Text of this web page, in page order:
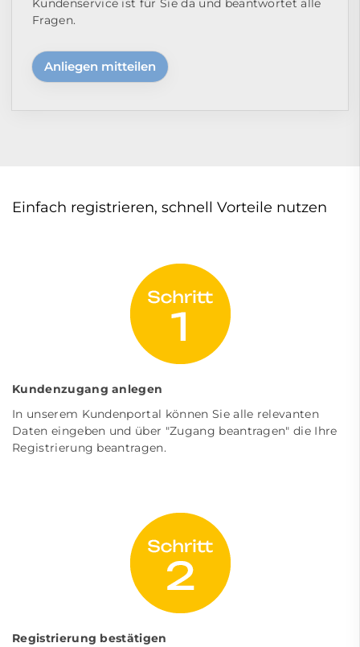
Kundenservice ist für Sie da und beantwortet alle
Fragen.
Anliegen mitteilen
Einfach registrieren, schnell Vorteile nutzen
Kundenzugang anlegen
In unserem Kundenportal können Sie alle relevanten
Daten eingeben und über "Zugang beantragen" die Ihre
Registrierung beantragen.
Registrierung bestätigen